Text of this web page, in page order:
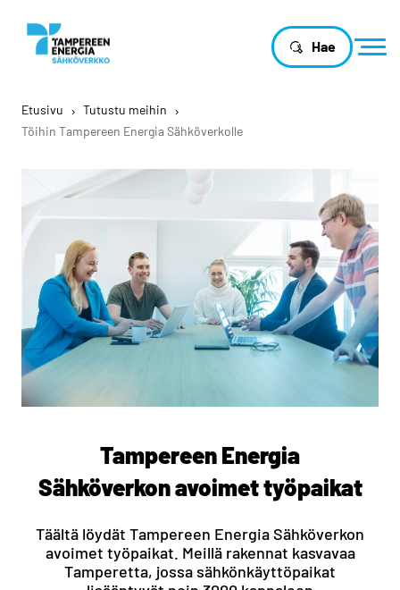
Hae
Etusivu › Tutustu meihin ›
Töihin Tampereen Energia Sähköverkolle
Tampereen Energia
Sähköverkon avoimet työpaikat
Täältä löydät Tampereen Energia Sähköverkon
avoimet työpaikat. Meillä rakennat kasvavaa
Tamperetta, jossa sähkönkäyttöpaikat